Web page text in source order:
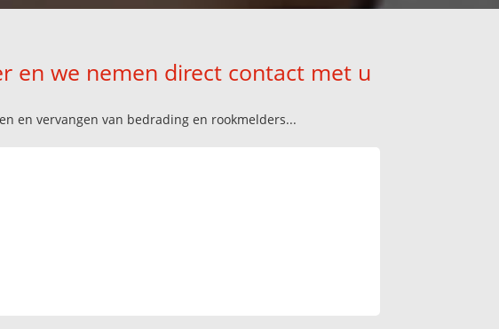
en we nemen direct contact met u
en vervangen van bedrading en rookmelders...